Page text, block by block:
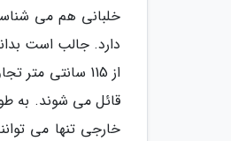
دارد. جالب است
قائل می شوند. به